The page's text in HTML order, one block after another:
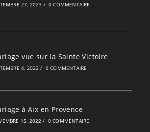
27, 2023 / 0 COMMENTAIRE
vue sur la Sainte Victoire
4, 2022 / 0 COMMENTAIRE
à Aix en Provence
15, 2022 / 0 COMMENTAIRE